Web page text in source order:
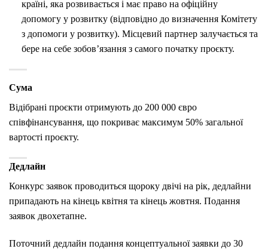
країні, яка розвивається і має право на офіційну
допомогу у розвитку (відповідно до визначення Комітету
з допомоги у розвитку). Місцевий партнер залучається та
бере на себе зобов’язання з самого початку проєкту.
Сума
Відібрані проєкти отримують до 200 000 євро
співфінансування, що покриває максимум 50% загальної
вартості проєкту.
Дедлайн
Конкурс заявок проводиться щороку двічі на рік, дедлайни
припадають на кінець квітня та кінець жовтня. Подання
заявок двохетапне.
Поточний дедлайн подання концептуальної заявки до 30